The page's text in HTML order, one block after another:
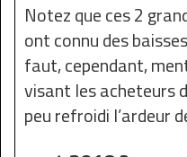
Notez que ces 2
ont connu des
faut, cependant,
visant les acheteurs
peu refroidi l’ardeur